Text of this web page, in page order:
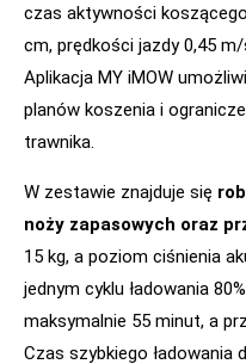
czas aktywności
cm, prędkości jazdy 0,45
Aplikacja MY iMOW
planów koszenia i
trawnika.
W zestawie znajduje się
noży zapasowych oraz
15 kg, a poziom ciśnienia
jednym cyklu ładowania
maksymalnie 55 minut, a
Czas szybkiego ładowania